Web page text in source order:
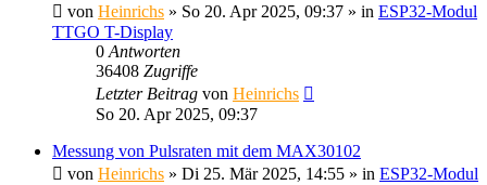
von Heinrichs » So 20. Apr 2025, 09:37 » in ESP32-Modul
TTGO T-Display
0 Antworten
36408 Zugriffe
Letzter Beitrag von Heinrichs
So 20. Apr 2025, 09:37
Messung von Pulsraten mit dem MAX30102
von Heinrichs » Di 25. Mär 2025, 14:55 » in ESP32-Modul